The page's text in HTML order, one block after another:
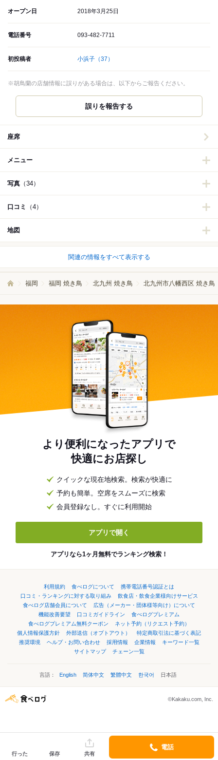
オープン日 2018年3月25日
電話番号 093-482-7711
初投稿者 小浜子 （37）
※胡鳥蘭の店舗情報に誤りがある場合は、以下からご報告ください。
誤りを報告する
座席
メニュー
写真 （34）
口コミ （4）
地図
関連の情報をすべて表示する
福岡 福岡 焼き鳥 北九州 焼き鳥 北九州市八幡西区 焼き鳥
より便利になったアプリで
快適にお店探し
クイックな現在地検索。検索が快適に
予約も簡単。空席をスムーズに検索
会員登録なし。すぐに利用開始
アプリで開く
アプリなら1ヶ月無料でランキング検索！
利用規約 食べログについて
携帯電話番号認証とは
口コミ・ランキングに対する取り組み
飲食店・飲食企業様向けサービス
食べログ店舗会員について
広告（メーカー・団体様等向け）について
機能改善要望
口コミガイドライン
食べログプレミアム
食べログプレミアム無料クーポン
ネット予約（リクエスト予約）
個人情報保護方針
外部送信（オプトアウト）
特定商取引法に基づく表記
推奨環境
ヘルプ・お問い合わせ 採用情報 企業情報
キーワード一覧
サイトマップ
チェーン一覧
言語： English 简体中文 繁體中文 한국어 日本語
©Kakaku.com, Inc.
行った 保存 共有
電話